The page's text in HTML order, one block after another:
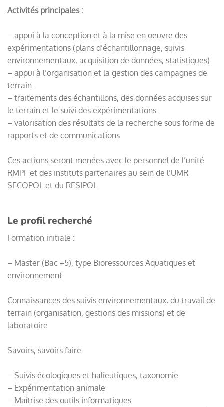
Activités principales :
– appui à la conception et à la mise en oeuvre des
expérimentations (plans d’échantillonnage, suivis
environnementaux, acquisition de données, statistiques)
– appui à l’organisation et la gestion des campagnes de
terrain.
– traitements des échantillons, des données acquises sur
le terrain et le suivi des expérimentations
– valorisation des résultats de la recherche sous forme de
rapports et de communications
Ces actions seront menées avec le personnel de l’unité
RMPF et des instituts partenaires au sein de l’UMR
SECOPOL et du RESIPOL.
Le profil recherché
Formation initiale :
– Master (Bac +5), type Bioressources Aquatiques et
environnement
Connaissances des suivis environnementaux, du travail de
terrain (organisation, gestions des missions) et de
laboratoire
Savoirs, savoirs faire
– Suivis écologiques et halieutiques, taxonomie
– Expérimentation animale
– Maîtrise des outils informatiques